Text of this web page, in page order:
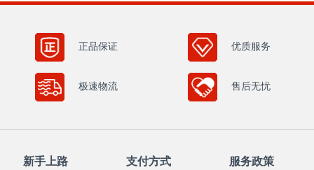
正品保证 优质服务
极速物流 售后无忧
新手上路 支付方式 服务政策